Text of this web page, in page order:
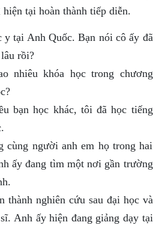
tại hoàn thành tiếp diễn.
y tại Anh Quốc. Bạn nói cô ấy đã
rồi?
nhiêu khóa học trong chương
bạn học khác, tôi đã học tiếng
cùng người anh em họ trong hai
ấy đang tìm một nơi gần trường
thành nghiên cứu sau đại học và
Anh ấy hiện đang giảng dạy tại